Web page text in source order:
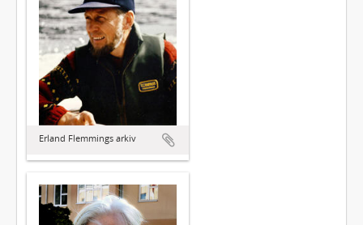
Erland Flemmings arkiv